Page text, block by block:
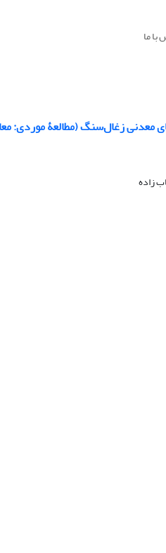
با ما
معدنی زغال‌سنگ (مطالعۀ موردی:
زاده